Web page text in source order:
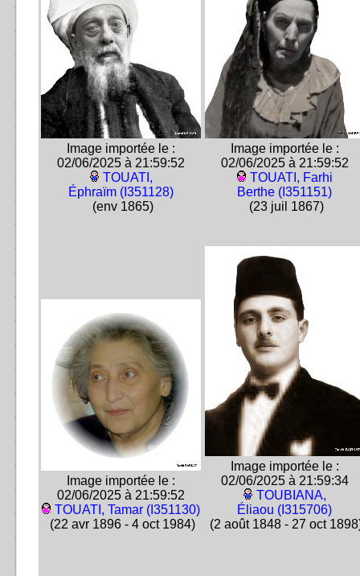
Image importée le :
02/06/2025 à 21:59:52
TOUATI,
Éphraïm (I351128)
(env 1865)
Image importée le :
02/06/2025 à 21:59:52
TOUATI, Farhi
Berthe (I351151)
(23 juil 1867)
Image importée le :
02/06/2025 à 21:59:52
TOUATI, Tamar (I351130)
(22 avr 1896 - 4 oct 1984)
Image importée le :
02/06/2025 à 21:59:34
TOUBIANA,
Éliaou (I315706)
(2 août 1848 - 27 oct